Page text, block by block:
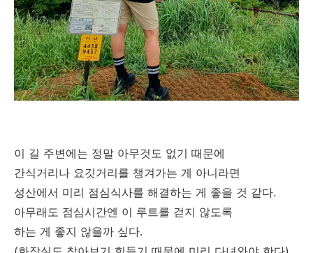
이 길 주변에는 정말 아무것도 없기 때문에
간식거리나 요깃거리를 챙겨가는 게 아니라면
성산에서 미리 점심식사를 해결하는 게 좋을 것 같다.
아무래도 점심시간엔 이 루트를 걷지 않도록
하는 게 좋지 않을까 싶다.